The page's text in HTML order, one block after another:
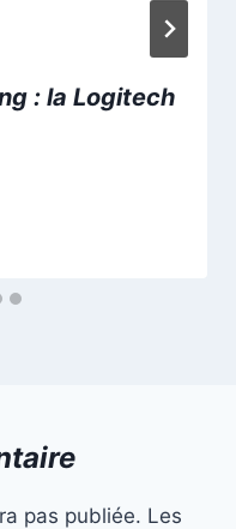
: la Logitech
pas publiée. Les